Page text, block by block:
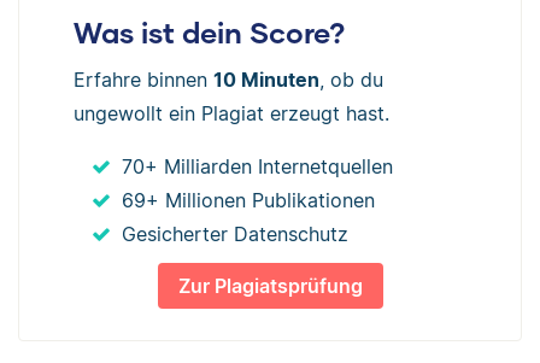
Was ist dein Score?
Erfahre binnen 10 Minuten, ob du
ungewollt ein Plagiat erzeugt hast.
70+ Milliarden Internetquellen
69+ Millionen Publikationen
Gesicherter Datenschutz
Zur Plagiatsprüfung